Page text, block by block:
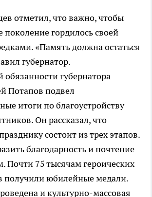
отметил, что важно, чтобы
гордилось своей
«Память должна остаться
губернатор.
губернатора
Потапов подвел
итоги по благоустройству
Он рассказал, что
состоит из трех этапов.
благодарность и почтение
Почти 75 тысячам героических
получили юбилейные медали.
и культурно-массовая